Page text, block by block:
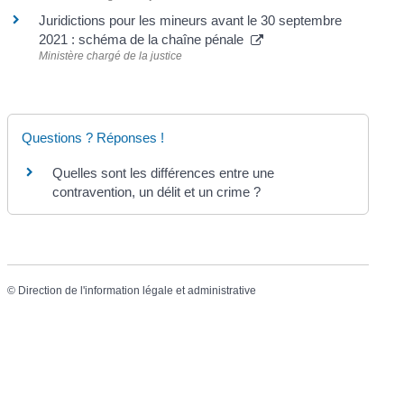
Juridictions pour les mineurs avant le 30 septembre
2021 : schéma de la chaîne pénale
Ministère chargé de la justice
Questions ? Réponses !
Quelles sont les différences entre une
contravention, un délit et un crime ?
© Direction de l'information légale et administrative